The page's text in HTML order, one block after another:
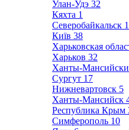
Улан-Удэ 32
Кяхта 1
Северобайкальск 1
Київ 38
Харьковская
Харьков 32
Ханты-
Сургут 17
Нижневартовск 5
Ханты-Мансийск
Республика Крым
Симферополь 10